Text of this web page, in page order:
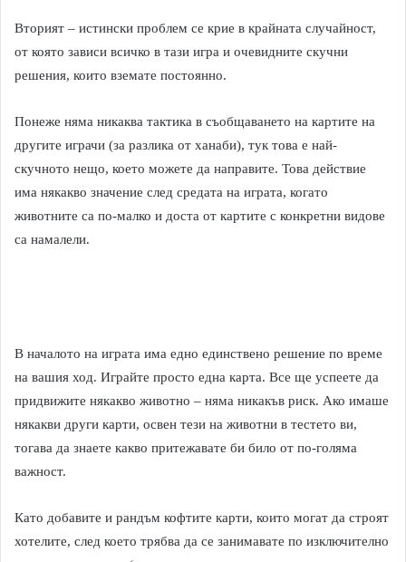
Вторият – истински проблем се крие в крайната случайност,
от която зависи всичко в тази игра и очевидните скучни
решения, които вземате постоянно.
Понеже няма никаква тактика в съобщаването на картите на
другите играчи (за разлика от ханаби), тук това е най-
скучното нещо, което можете да направите. Това действие
има някакво значение след средата на играта, когато
животните са по-малко и доста от картите с конкретни видове
са намалели.
В началото на играта има едно единствено решение по време
на вашия ход. Играйте просто една карта. Все ще успеете да
придвижите някакво животно – няма никакъв риск. Ако имаше
някакви други карти, освен тези на животни в тестето ви,
тогава да знаете какво притежавате би било от по-голяма
важност.
Като добавите и рандъм кофтите карти, които могат да строят
хотелите, след което трябва да се занимавате по изключително